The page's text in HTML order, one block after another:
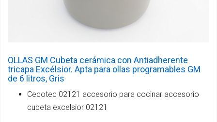
OLLAS GM Cubeta cerámica con Antiadherente
tricapa Excélsior. Apta para ollas programables GM
de 6 litros, Gris
Cecotec 02121 accesorio para cocinar accesorio
cubeta excelsior 02121